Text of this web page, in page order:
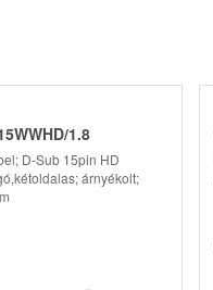
1.8
D-Sub 15pin HD
árnyékolt;